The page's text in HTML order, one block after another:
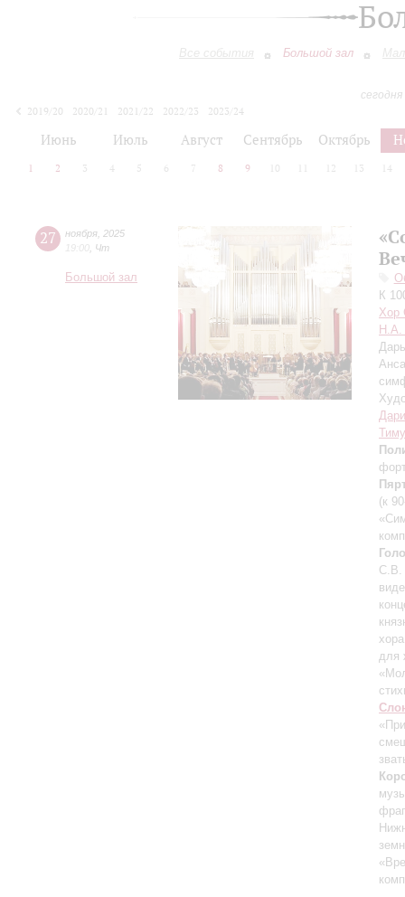
Все события Большой зал
2019/20
2020/21 2021/22 2022/23
2023/24
Июнь Июль Август Сентябрь Октябрь
1 2 3 4 5 6 7 8 9 10 12 13 14
27 ноября 2025
19:00 Чт
Большой зал
К
Хор
Н.А.
(к
С.В.
для